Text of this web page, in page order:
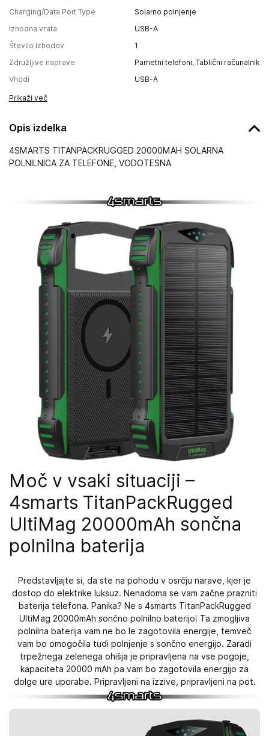
Charging/Data Port Type
Solarno polnjenje
Izhodna vrata
USB-A
Število izhodov
1
Združljive naprave
Pametni telefoni, Tablični računalnik
Vhodi
USB-A
Prikaži več
Opis izdelka
4SMARTS TITANPACKRUGGED 20000MAH SOLARNA
POLNILNICA ZA TELEFONE, VODOTESNA
Moč v vsaki situaciji –
4smarts TitanPackRugged
UltiMag 20000mAh sončna
polnilna baterija
Predstavljajte si, da ste na pohodu v osrčju narave, kjer je
dostop do elektrike luksuz. Nenadoma se vam začne prazniti
baterija telefona. Panika? Ne s 4smarts TitanPackRugged
UltiMag 20000mAh sončno polnilno baterijo! Ta zmogljiva
polnilna baterija vam ne bo le zagotovila energije, temveč
vam bo omogočila tudi polnjenje s sončno energijo. Zaradi
trpežnega zelenega ohišja je pripravljena na vse pogoje,
kapaciteta 20000 mAh pa vam bo zagotovila energijo za
dolge ure uporabe. Pripravljeni na izzive, pripravljeni na pot.